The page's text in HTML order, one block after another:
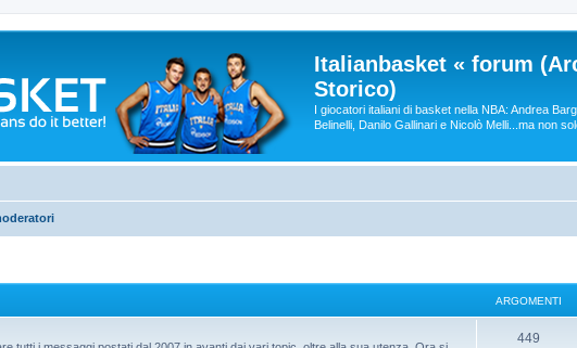
Italianbasket « forum
Storico)
I giocatori italiani di basket nella NBA: Andrea
Belinelli, Danilo Gallinari e Nicolò Melli...ma non
ARGOMENTI
449